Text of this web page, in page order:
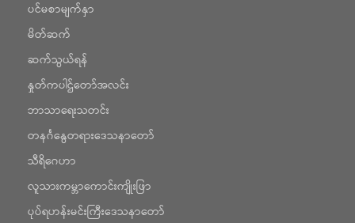
ပင်မစာမျက်နှာ
မိတ်ဆက်
ဆက်သွယ်ရန်
နှုတ်ကပါဌ်တော်အလင်း
ဘာသာရေးသတင်း
တနင်္ဂနွေတရားဒေသနာတော်
သီရိဂေဟာ
လူသားကမ္ဘာကောင်းကျိုးဖြာ
ပုပ်ရဟန်းမင်းကြီးဒေသနာတော်